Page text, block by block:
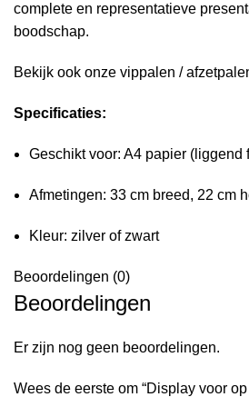
complete en representatieve
boodschap.
Bekijk ook onze vippalen /
Specificaties:
Geschikt voor: A4 papier (liggend
Afmetingen: 33 cm breed, 22 cm
Kleur: zilver of zwart
Beoordelingen (0)
Beoordelingen
Er zijn nog geen beoordelingen.
Wees de eerste om “Display voor